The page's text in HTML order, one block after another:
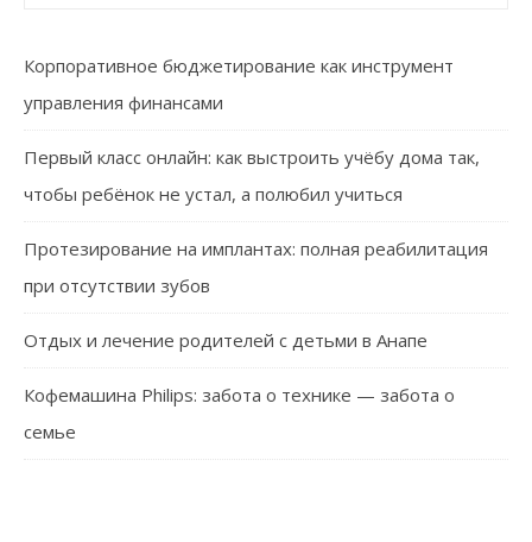
Корпоративное бюджетирование как инструмент
управления финансами
Первый класс онлайн: как выстроить учёбу дома так,
чтобы ребёнок не устал, а полюбил учиться
Протезирование на имплантах: полная реабилитация
при отсутствии зубов
Отдых и лечение родителей с детьми в Анапе
Кофемашина Philips: забота о технике — забота о
семье